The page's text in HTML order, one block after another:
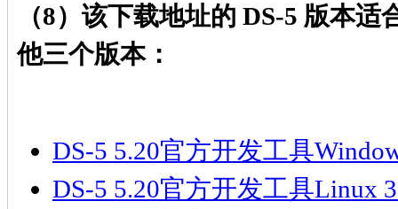
（8）该下载地址的 DS-5 版本
他三个版本：
DS-5 5.20官方开发工具
DS-5 5.20官方开发工具Linux